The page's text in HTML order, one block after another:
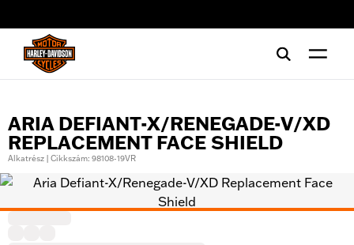
ARIA DEFIANT-X/RENEGADE-V/XD
REPLACEMENT FACE SHIELD
Alkatrész | Cikkszám: 98108-19VR